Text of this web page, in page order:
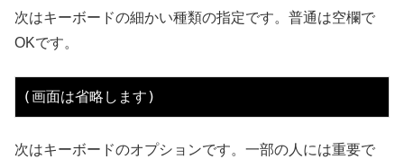
次はキーボードの細かい種類の指定です。普通は空欄で
OKです。
次はキーボードのオプションです。一部の人には重要で